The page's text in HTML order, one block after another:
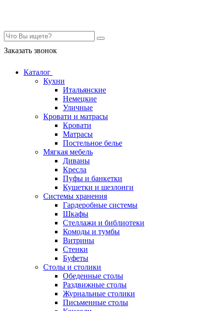
Заказать звонок
Каталог
Кухни
Итальянские
Немецкие
Уличные
Кровати и матрасы
Кровати
Матрасы
Постельное белье
Мягкая мебель
Диваны
Кресла
Пуфы и банкетки
Кушетки и шезлонги
Системы хранения
Гардеробные системы
Шкафы
Стеллажи и библиотеки
Комоды и тумбы
Витрины
Стенки
Буфеты
Столы и столики
Обеденные столы
Раздвижные столы
Журнальные столики
Письменные столы